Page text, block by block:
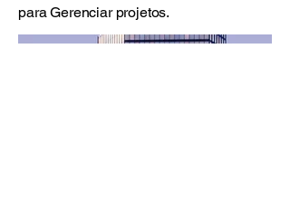
para Gerenciar projetos.